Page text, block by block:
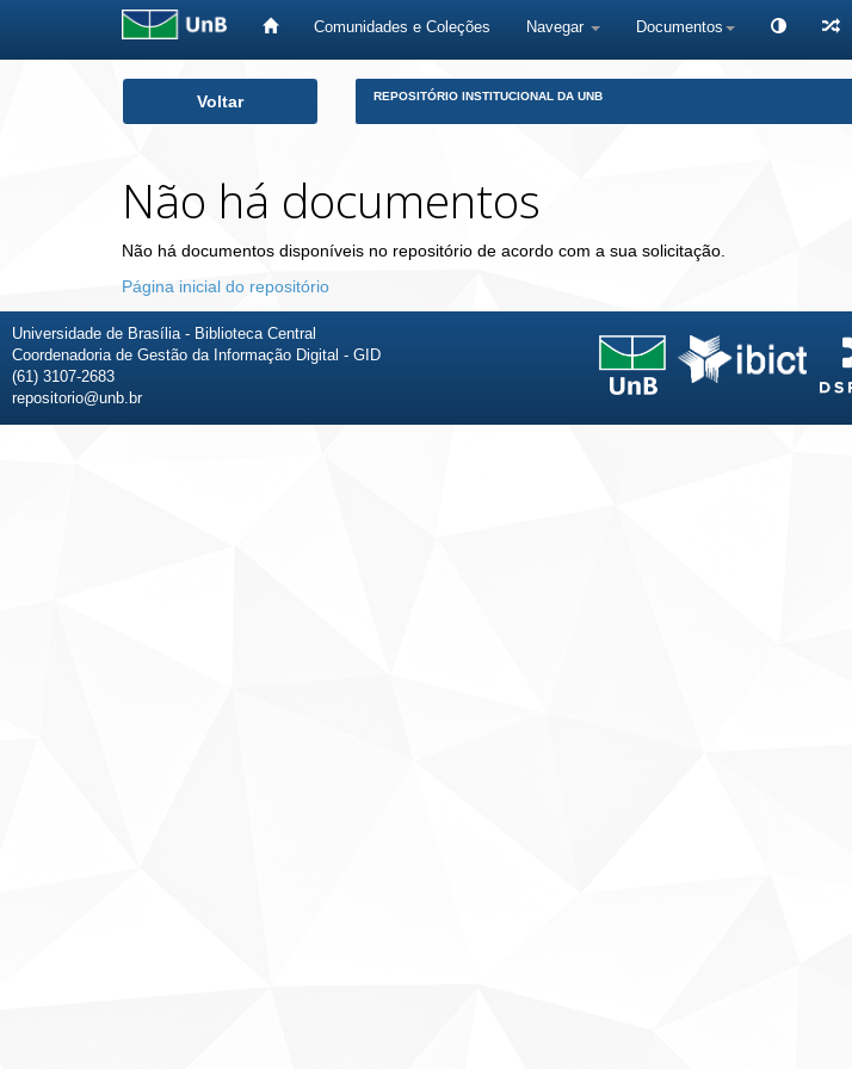
Comunidades e Coleções Navegar Documentos
Voltar REPOSITÓRIO INSTITUCIONAL DA UNB
Não há documentos
Não há documentos disponíveis no repositório de acordo com a sua solicitação.
Página inicial do repositório
Universidade de Brasília - Biblioteca Central
Coordenadoria de Gestão da Informação Digital - GID
(61) 3107-2683
repositorio@unb.br